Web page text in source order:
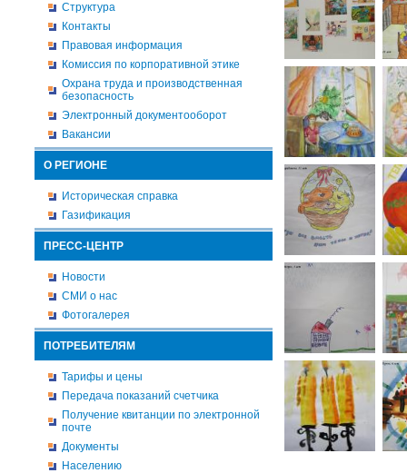
Структура
Контакты
Правовая информация
Комиссия по корпоративной этике
Охрана труда и производственная
безопасность
Электронный документооборот
Вакансии
О РЕГИОНЕ
Историческая справка
Газификация
ПРЕСС-ЦЕНТР
Новости
СМИ о нас
Фотогалерея
ПОТРЕБИТЕЛЯМ
Тарифы и цены
Передача показаний счетчика
Получение квитанции по электронной
почте
Документы
Населению